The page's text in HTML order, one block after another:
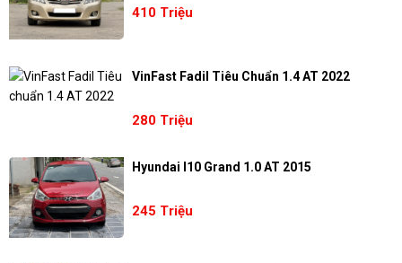
410 Triệu
VinFast Fadil Tiêu Chuẩn 1.4 AT 2022
280 Triệu
Hyundai I10 Grand 1.0 AT 2015
245 Triệu